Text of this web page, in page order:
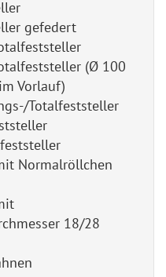
gefedert
(Ø 100
Vorlauf)
Totalfeststeller
Normalröllchen
18/28